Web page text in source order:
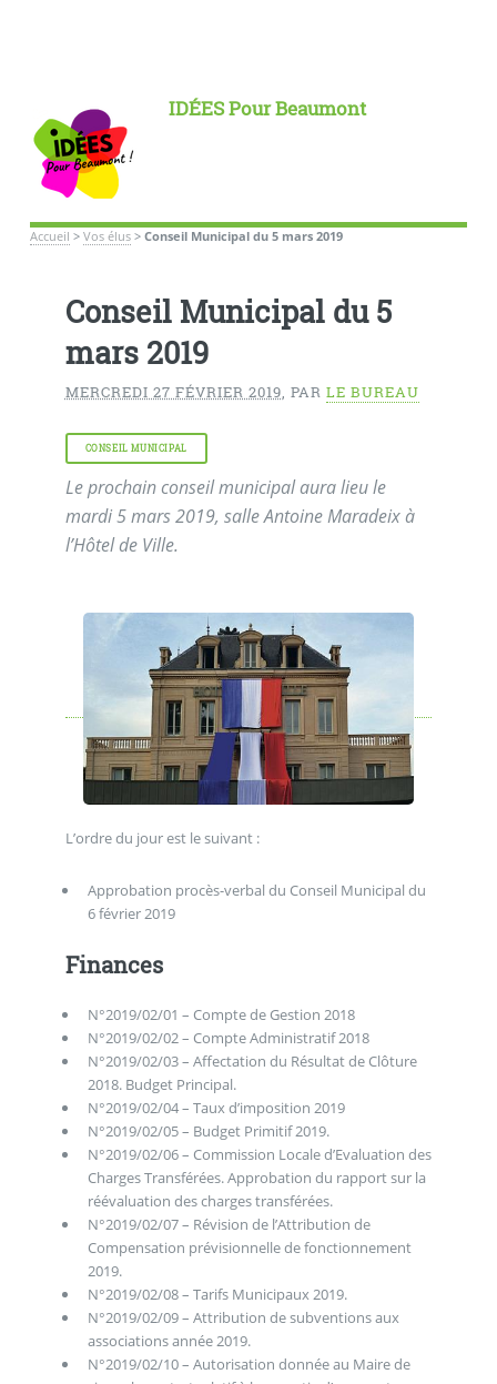
IDÉES Pour Beaumont
Accueil > Vos élus> Conseil Municipal du 5 mars 2019
Conseil Municipal du 5
mars 2019
MERCREDI 27 FÉVRIER 2019, PAR LE BUREAU
CONSEIL MUNICIPAL
Le prochain conseil municipal aura lieu le
mardi 5 mars 2019, salle Antoine Maradeix à
l’Hôtel de Ville.
L’ordre du jour est le suivant :
Approbation procès-verbal du Conseil Municipal du
6 février 2019
Finances
N°2019/02/01 – Compte de Gestion 2018
N°2019/02/02 – Compte Administratif 2018
N°2019/02/03 – Affectation du Résultat de Clôture
2018. Budget Principal.
N°2019/02/04 – Taux d’imposition 2019
N°2019/02/05 – Budget Primitif 2019.
N°2019/02/06 – Commission Locale d’Evaluation des
Charges Transférées. Approbation du rapport sur la
réévaluation des charges transférées.
N°2019/02/07 – Révision de l’Attribution de
Compensation prévisionnelle de fonctionnement
2019.
N°2019/02/08 – Tarifs Municipaux 2019.
N°2019/02/09 – Attribution de subventions aux
associations année 2019.
N°2019/02/10 – Autorisation donnée au Maire de